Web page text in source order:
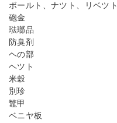
ボールト、ナツト、リベツト
砲金
琺瑯品
防臭剤
ヘの部
ヘツト
米穀
別珍
鼈甲
ベニヤ板